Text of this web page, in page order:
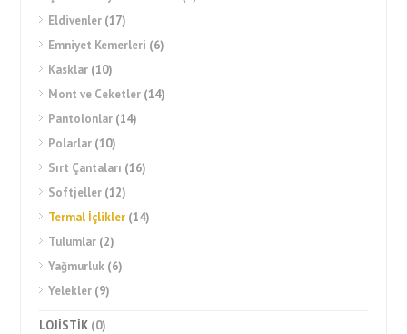
Eldivenler (17)
Emniyet Kemerleri (6)
Kasklar (10)
Mont ve Ceketler (14)
Pantolonlar (14)
Polarlar (10)
Sırt Çantaları (16)
Softjeller (12)
Termal İçlikler (14)
Tulumlar (2)
Yağmurluk (6)
Yelekler (9)
LOJİSTİK (0)